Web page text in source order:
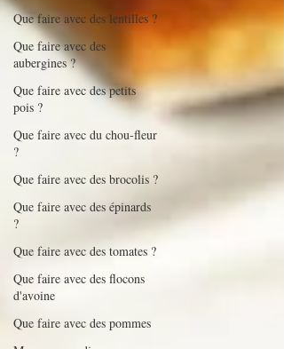
Que faire avec des lentilles ?
Que faire avec des
aubergines ?
Que faire avec des petits
pois ?
Que faire avec du chou-fleur
?
Que faire avec des brocolis ?
Que faire avec des épinards
?
Que faire avec des tomates ?
Que faire avec des flocons
d'avoine
Que faire avec des pommes